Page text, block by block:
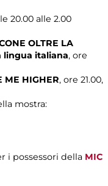
20.00 alle 2.00
OLTRE LA
lingua italiana, ore
ME HIGHER, ore 21.00,
mostra:
i possessori della MIC